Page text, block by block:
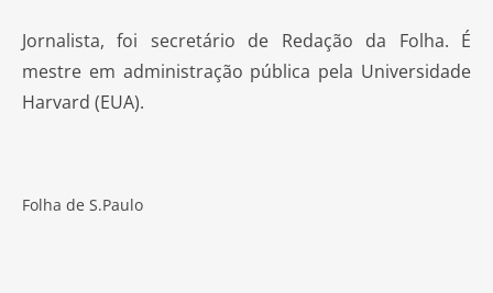
Jornalista, foi secretário de Redação da Folha. É
mestre em administração pública pela Universidade
Harvard (EUA).
Folha de S.Paulo